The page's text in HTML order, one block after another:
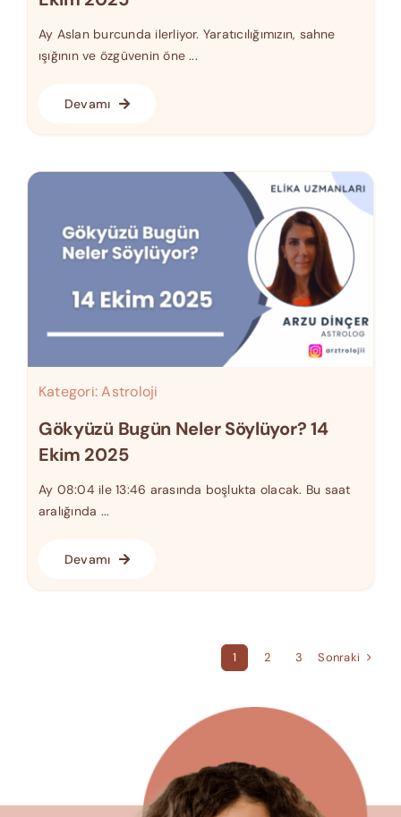
Ay Aslan burcunda ilerliyor. Yaratıcılığımızın, sahne
ışığının ve özgüvenin öne ...
Devamı
Kategori:Astroloji
Gökyüzü Bugün Neler Söylüyor? 14
Ekim 2025
Ay 08:04 ile 13:46 arasında boşlukta olacak. Bu saat
aralığında ...
Devamı
1 2 3 Sonraki